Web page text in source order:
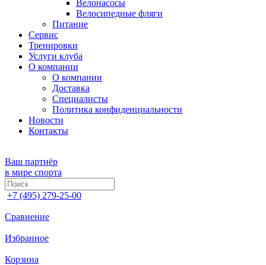
Велонасосы
Велосипедные фляги
Питание
Сервис
Тренировки
Услуги клуба
О компании
О компании
Доставка
Специалисты
Политика конфиденциальности
Новости
Контакты
Ваш партнёр
в мире спорта
+7 (495) 279-25-00
Сравнение
Избранное
Корзина